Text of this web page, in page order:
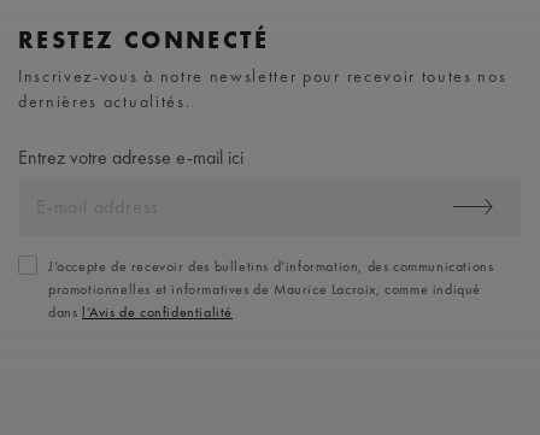
RESTEZ CONNECTÉ
Inscrivez-vous à notre newsletter pour recevoir toutes nos
dernières actualités.
Entrez votre adresse e-mail ici
J’accepte de recevoir des bulletins d’information, des communications
promotionnelles et informatives de Maurice Lacroix, comme indiqué
dans l’Avis de confidentialité